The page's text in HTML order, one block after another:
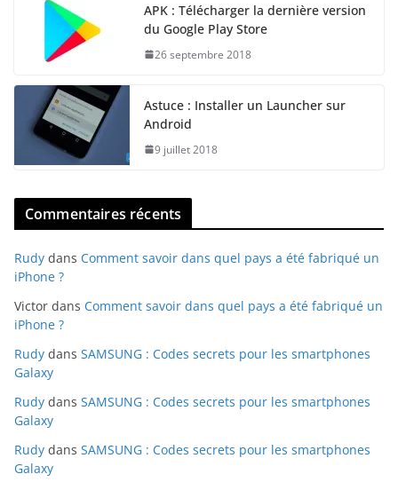
APK : Télécharger la dernière version
du Google Play Store
26 septembre 2018
Astuce : Installer un Launcher sur
Android
9 juillet 2018
Commentaires récents
Rudy dans Comment savoir dans quel pays a été fabriqué un
iPhone ?
Victor dans Comment savoir dans quel pays a été fabriqué un
iPhone ?
Rudy dans SAMSUNG : Codes secrets pour les smartphones
Galaxy
Rudy dans SAMSUNG : Codes secrets pour les smartphones
Galaxy
Rudy dans SAMSUNG : Codes secrets pour les smartphones
Galaxy